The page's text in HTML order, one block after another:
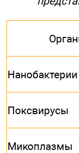
Нанобактерии
Поксвирусы
Микоплазмы